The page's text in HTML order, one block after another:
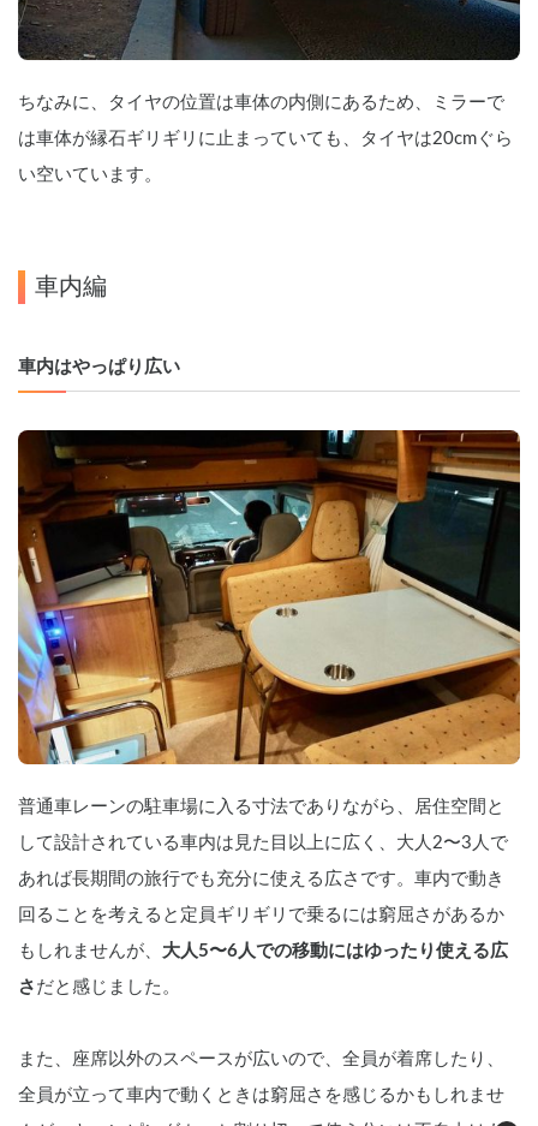
ちなみに、タイヤの位置は車体の内側にあるため、ミラーで
は車体が縁石ギリギリに止まっていても、タイヤは20cmぐら
い空いています。
車内編
車内はやっぱり広い
普通車レーンの駐車場に入る寸法でありながら、居住空間と
して設計されている車内は見た目以上に広く、大人2〜3人で
あれば長期間の旅行でも充分に使える広さです。車内で動き
回ることを考えると定員ギリギリで乗るには窮屈さがあるか
もしれませんが、 大人5〜6人での移動にはゆったり使える広
さ だと感じました。
また、座席以外のスペースが広いので、全員が着席したり、
全員が立って車内で動くときは窮屈さを感じるかもしれませ